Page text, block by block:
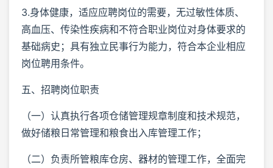
3.身体健康，适应应聘岗位的需要，无过敏性体质、
高血压、传染性疾病和不符合职业岗位对身体要求的
基础病史；具有独立民事行为能力，符合本企业相应
岗位聘用条件。
五、招聘岗位职责
（一）认真执行各项仓储管理规章制度和技术规范，
做好储粮日常管理和粮食出入库管理工作；
（二）负责所管粮库仓房、器材的管理工作，全面完